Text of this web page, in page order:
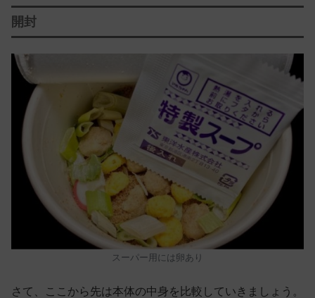
開封
スーパー用には卵あり
さて、ここから先は本体の中身を比較していきましょう。